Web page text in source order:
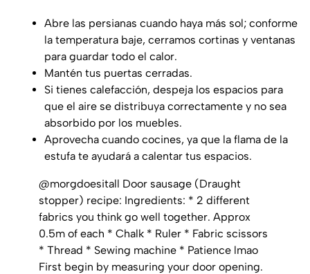
Abre las persianas cuando haya más sol; conforme
la temperatura baje, cerramos cortinas y ventanas
para guardar todo el calor.
Mantén tus puertas cerradas.
Si tienes calefacción, despeja los espacios para
que el aire se distribuya correctamente y no sea
absorbido por los muebles.
Aprovecha cuando cocines, ya que la flama de la
estufa te ayudará a calentar tus espacios.
@morgdoesitall Door sausage (Draught
stopper) recipe: Ingredients: * 2 different
fabrics you think go well together. Approx
0.5m of each * Chalk * Ruler * Fabric scissors
* Thread * Sewing machine * Patience lmao
First begin by measuring your door opening.